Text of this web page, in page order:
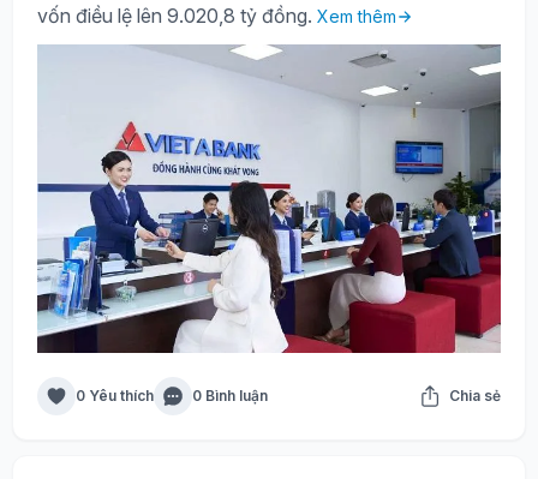
vốn điều lệ lên 9.020,8 tỷ đồng. Xem thêm
0 Yêu thích 0 Bình luận Chia sẻ